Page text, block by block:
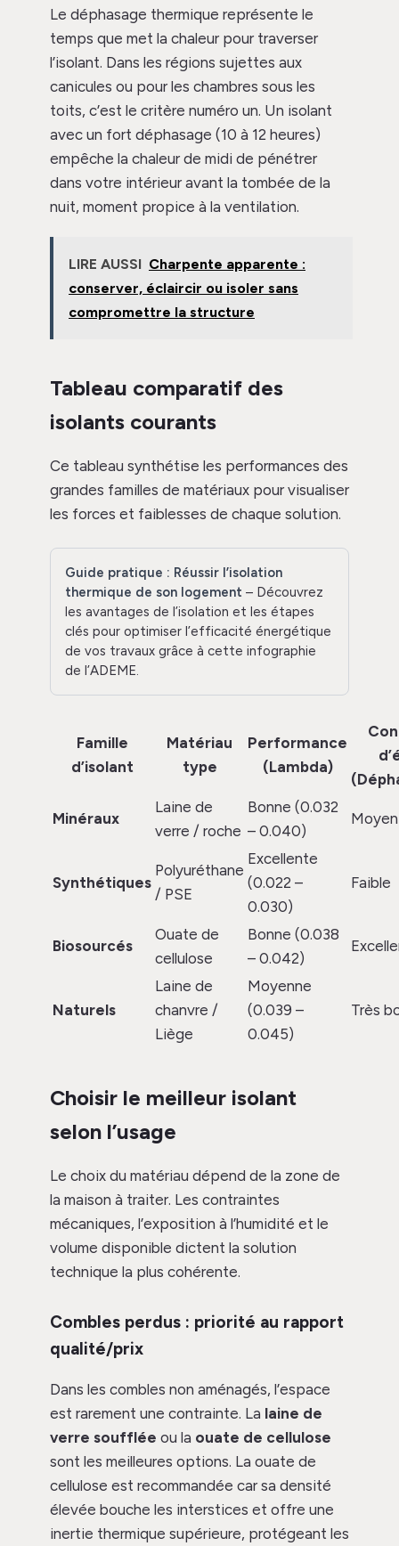
Le déphasage thermique représente le
temps que met la chaleur pour traverser
l’isolant. Dans les régions sujettes aux
canicules ou pour les chambres sous les
toits, c’est le critère numéro un. Un isolant
avec un fort déphasage (10 à 12 heures)
empêche la chaleur de midi de pénétrer
dans votre intérieur avant la tombée de la
nuit, moment propice à la ventilation.
LIRE AUSSI Charpente apparente :
conserver, éclaircir ou isoler sans
compromettre la structure
Tableau comparatif des
isolants courants
Ce tableau synthétise les performances des
grandes familles de matériaux pour visualiser
les forces et faiblesses de chaque solution.
Guide pratique : Réussir l’isolation
thermique de son logement – Découvrez
les avantages de l’isolation et les étapes
clés pour optimiser l’efficacité énergétique
de vos travaux grâce à cette infographie
de l’ADEME.
Famille
d’isolant
Matériau
type
Performance
(Lambda)
Minéraux
Laine de
verre / roche
Bonne (0.032
– 0.040)
Moyen
Synthétiques
Polyuréthane
/ PSE
Excellente
(0.022 –
0.030)
Faible
Biosourcés
Ouate de
cellulose
Bonne (0.038
– 0.042)
Naturels
Laine de
chanvre /
Liège
Moyenne
(0.039 –
0.045)
Très
Choisir le meilleur isolant
selon l’usage
Le choix du matériau dépend de la zone de
la maison à traiter. Les contraintes
mécaniques, l’exposition à l’humidité et le
volume disponible dictent la solution
technique la plus cohérente.
Combles perdus : priorité au rapport
qualité/prix
Dans les combles non aménagés, l’espace
est rarement une contrainte. La laine de
verre soufflée ou la ouate de cellulose
sont les meilleures options. La ouate de
cellulose est recommandée car sa densité
élevée bouche les interstices et offre une
inertie thermique supérieure, protégeant les